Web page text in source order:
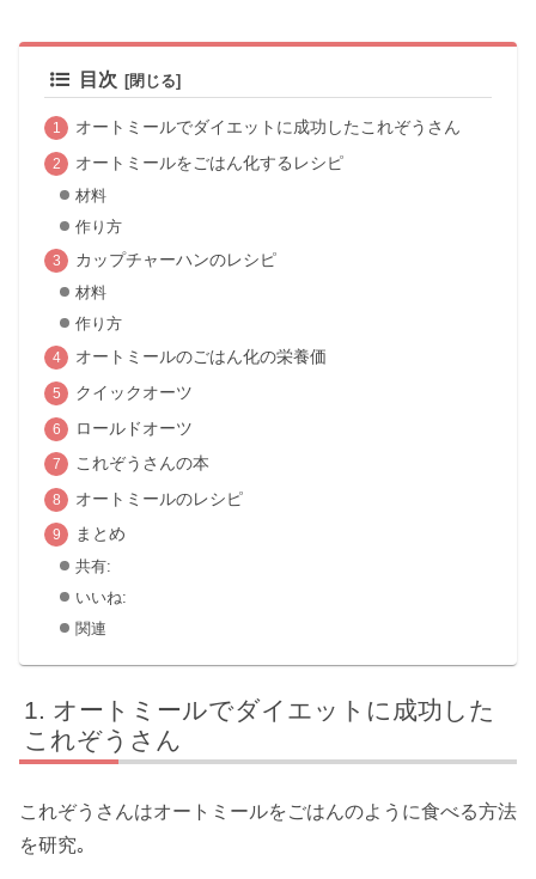
目次
オートミールでダイエットに成功したこれぞうさん
オートミールをごはん化するレシピ
材料
作り方
カップチャーハンのレシピ
材料
作り方
オートミールのごはん化の栄養価
クイックオーツ
ロールドオーツ
これぞうさんの本
オートミールのレシピ
まとめ
共有:
いいね:
関連
オートミールでダイエットに成功した
これぞうさん
これぞうさんはオートミールをごはんのように食べる方法
を研究｡